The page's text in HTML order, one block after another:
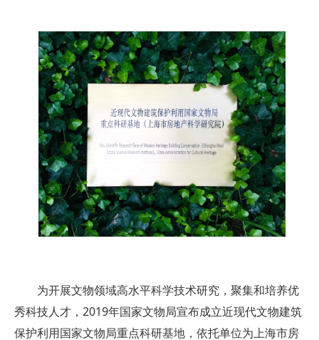
为开展文物领域高水平科学技术研究，聚集和培养优
秀科技人才，2019年国家文物局宣布成立近现代文物建筑
保护利用国家文物局重点科研基地，依托单位为上海市房